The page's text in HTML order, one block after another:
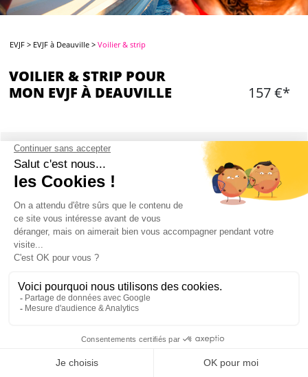
EVJF > EVJF à Deauville >Voilier & strip
VOILIER & STRIP POUR
MON EVJF À DEAUVILLE
157 €*
CONTENU
3 heures de balade en mer sur un Voilier
Voilier privatisé de 13 mètres de long avec
2 bouteilles de cidre offertes pour le groupe
Un striptease d'une dizaine de minutes sur le
11 personnes maximum
Mon EVJF à Deauville